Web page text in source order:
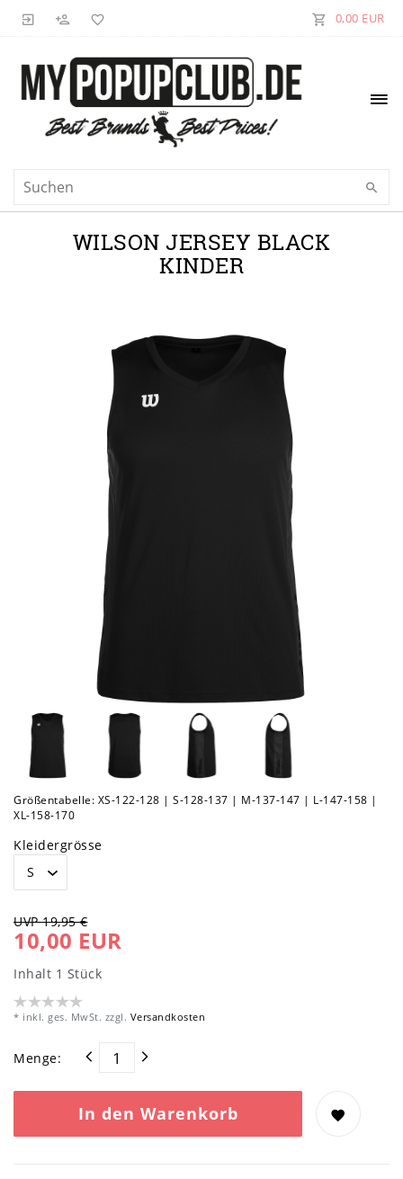
0,00 EUR
WILSON JERSEY BLACK
KINDER
Größentabelle: XS-122-128 | S-128-137 | M-137-147 | L-147-158 |
XL-158-170
Kleidergrösse
UVP 19,95 €
10,00 EUR
Inhalt 1 Stück
* inkl. ges. MwSt. zzgl. Versandkosten
Menge:
In den Warenkorb